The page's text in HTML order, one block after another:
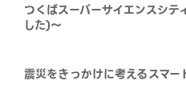
つくばスーパーサイエンスシ
した)～
震災をきっかけに考えるスマー